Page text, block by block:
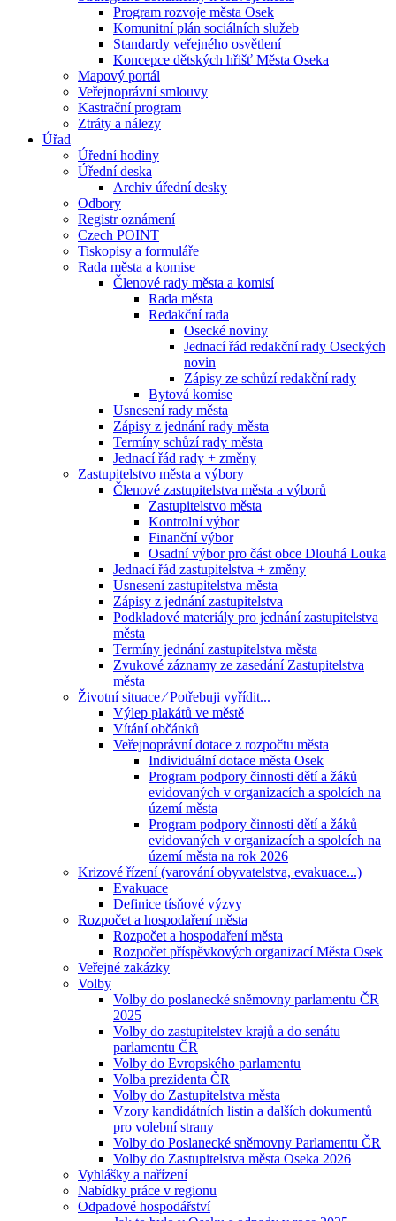
Program rozvoje města Osek
Komunitní plán sociálních služeb
Standardy veřejného osvětlení
Koncepce dětských hřišť Města Oseka
Mapový portál
Veřejnoprávní smlouvy
Kastrační program
Ztráty a nálezy
Úřad
Úřední hodiny
Úřední deska
Archiv úřední desky
Odbory
Registr oznámení
Czech POINT
Tiskopisy a formuláře
Rada města a komise
Členové rady města a komisí
Rada města
Redakční rada
Osecké noviny
Jednací řád redakční rady Oseckých
novin
Zápisy ze schůzí redakční rady
Bytová komise
Usnesení rady města
Zápisy z jednání rady města
Termíny schůzí rady města
Jednací řád rady + změny
Zastupitelstvo města a výbory
Členové zastupitelstva města a výborů
Zastupitelstvo města
Kontrolní výbor
Finanční výbor
Osadní výbor pro část obce Dlouhá Louka
Jednací řád zastupitelstva + změny
Usnesení zastupitelstva města
Zápisy z jednání zastupitelstva
Podkladové materiály pro jednání zastupitelstva
města
Termíny jednání zastupitelstva města
Zvukové záznamy ze zasedání Zastupitelstva
města
Životní situace ⁄ Potřebuji vyřídit...
Výlep plakátů ve městě
Vítání občánků
Veřejnoprávní dotace z rozpočtu města
Individuální dotace města Osek
Program podpory činnosti dětí a žáků
evidovaných v organizacích a spolcích na
území města
Program podpory činnosti dětí a žáků
evidovaných v organizacích a spolcích na
území města na rok 2026
Krizové řízení (varování obyvatelstva, evakuace...)
Evakuace
Definice tísňové výzvy
Rozpočet a hospodaření města
Rozpočet a hospodaření města
Rozpočet příspěvkových organizací Města Osek
Veřejné zakázky
Volby
Volby do poslanecké sněmovny parlamentu ČR
2025
Volby do zastupitelstev krajů a do senátu
parlamentu ČR
Volby do Evropského parlamentu
Volba prezidenta ČR
Volby do Zastupitelstva města
Vzory kandidátních listin a dalších dokumentů
pro volební strany
Volby do Poslanecké sněmovny Parlamentu ČR
Volby do Zastupitelstva města Oseka 2026
Vyhlášky a nařízení
Nabídky práce v regionu
Odpadové hospodářství